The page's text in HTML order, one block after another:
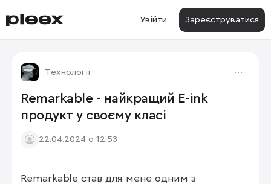
Увійти Зареєструватися
Технології
Remarkable - найкращий E-ink
продукт у своєму класі
22.04.2024 о 12:53
Remarkable став для мене одним з